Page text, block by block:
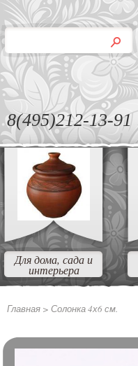
8(495)212-13-91
Для дома, сада и
интерьера
Главная > Солонка 4х6 см.